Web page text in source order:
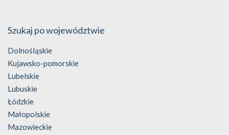
Szukaj po województwie
Dolnośląskie
Kujawsko-pomorskie
Lubelskie
Lubuskie
Łódzkie
Małopolskie
Mazowieckie